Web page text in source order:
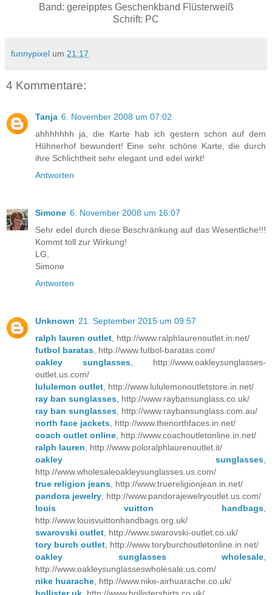
Band: gereipptes Geschenkband Flüsterweiß
Schrift: PC
funnypixel um 21:17
4 Kommentare:
Tanja 6. November 2008 um 07:02
ahhhhhhh ja, die Karte hab ich gestern schon auf dem
Hühnerhof bewundert! Eine sehr schöne Karte, die durch
ihre Schlichtheit sehr elegant und edel wirkt!
Antworten
Simone 6. November 2008 um 16:07
Sehr edel durch diese Beschränkung auf das Wesentliche!!!
Kommt toll zur Wirkung!
LG,
Simone
Antworten
Unknown 21. September 2015 um 09:57
ralph lauren outlet , http://www.ralphlaurenoutlet.in.net/
futbol baratas , http://www.futbol-baratas.com/
oakley sunglasses , http://www.oakleysunglasses-
outlet.us.com/
lululemon outlet , http://www.lululemonoutletstore.in.net/
ray ban sunglasses , http://www.raybansunglass.co.uk/
ray ban sunglasses , http://www.raybansunglass.com.au/
north face jackets , http://www.thenorthfaces.in.net/
coach outlet online , http://www.coachoutletonline.in.net/
ralph lauren , http://www.poloralphlaurenoutlet.it/
oakley sunglasses
http://www.wholesaleoakleysunglasses.us.com/
true religion jeans , http://www.truereligionjean.in.net/
pandora jewelry , http://www.pandorajewelryoutlet.us.com/
louis vuitton handbags
http://www.louisvuittonhandbags.org.uk/
swarovski outlet , http://www.swarovski-outlet.co.uk/
tory burch outlet , http://www.toryburchoutletonline.in.net/
oakley sunglasses wholesale
http://www.oakleysunglasseswholesale.us.com/
nike huarache , http://www.nike-airhuarache.co.uk/